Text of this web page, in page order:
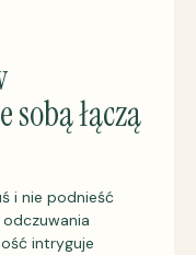
sobą łączą
i nie podnieść
intryguje